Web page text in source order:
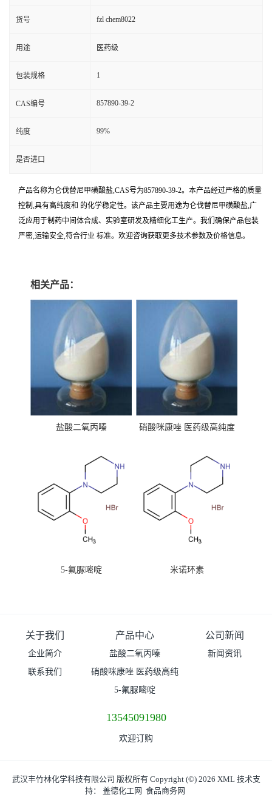
货号 fzl chem8022
用途 医药级
包装规格 1
CAS编号 857890-39-2
纯度 99%
是否进口
产品名称为仑伐替尼甲磺酸盐,CAS号为857890-39-2。本产品经过严格的质量
控制,具有高纯度和 的化学稳定性。该产品主要用途为仑伐替尼甲磺酸盐,广
泛应用于制药中间体合成、实验室研发及精细化工生产。我们确保产品包装
严密,运输安全,符合行业 标准。欢迎咨询获取更多技术参数及价格信息。
相关产品：
盐酸二氧丙嗪
硝酸咪康唑 医药级高纯度
5-氟脲嘧啶 米诺环素
关于我们
企业简介
联系我们
产品中心
盐酸二氧丙嗪
硝酸咪康唑 医药级高纯
度99%原粉
5-氟脲嘧啶
公司新闻
新闻资讯
13545091980
欢迎订购
武汉丰竹林化学科技有限公司 版权所有 Copyright (©) 2026 XML技术支
持： 盖德化工网 食品商务网